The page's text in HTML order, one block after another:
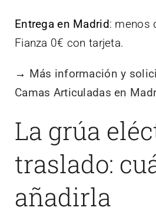
Entrega en Madrid: menos
Fianza 0€ con tarjeta.
→ Más información y
Camas Articuladas en
La grúa
traslado:
añadirla